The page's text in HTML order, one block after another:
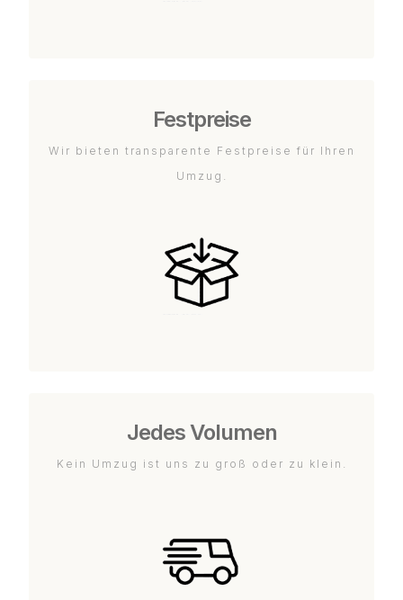
Festpreise
Wir bieten transparente Festpreise für Ihren
Umzug.
Jedes Volumen
Kein Umzug ist uns zu groß oder zu klein.